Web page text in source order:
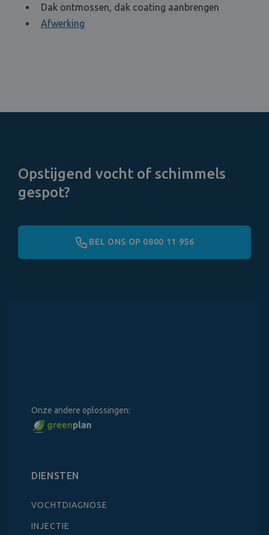
Dak ontmossen, dak coating aanbrengen
Afwerking
Opstijgend vocht of schimmels
gespot?
BEL ONS OP 0800 11 956
Onze andere oplossingen:
DIENSTEN
VOCHTDIAGNOSE
INJECTIE